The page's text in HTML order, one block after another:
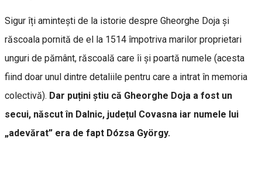
Sigur îți amintești de la istorie despre Gheorghe Doja și
răscoala pornită de el la 1514 împotriva marilor proprietari
unguri de pământ, răscoală care îi și poartă numele (acesta
fiind doar unul dintre detaliile pentru care a intrat în memoria
colectivă). Dar puțini știu că Gheorghe Doja a fost un
secui, născut în Dalnic, județul Covasna iar numele lui
„adevărat” era de fapt Dózsa György.